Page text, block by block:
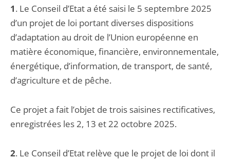
1. Le Conseil d’Etat a été saisi le 5 septembre 2025
d’un projet de loi portant diverses dispositions
d’adaptation au droit de l’Union européenne en
matière économique, financière, environnementale,
énergétique, d’information, de transport, de santé,
d’agriculture et de pêche.
Ce projet a fait l’objet de trois saisines rectificatives,
enregistrées les 2, 13 et 22 octobre 2025.
2. Le Conseil d’Etat relève que le projet de loi dont il